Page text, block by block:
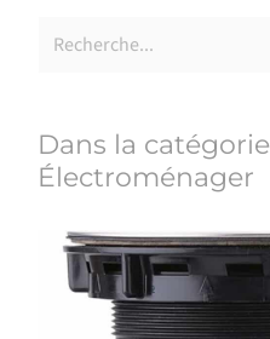
Dans la catégorie
Électroménager